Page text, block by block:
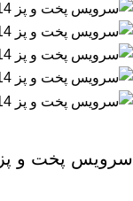
سرویس پخت و پز 14 پارچه داخل زنبوری اسبیکو